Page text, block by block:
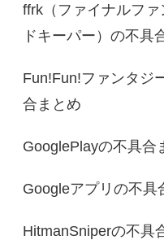
ffrk（ファイナルフ
ドキーパー）の不具
Fun!Fun!ファンタジ
合まとめ
GooglePlayの不具合
Googleアプリの不具
HitmanSniperの不具